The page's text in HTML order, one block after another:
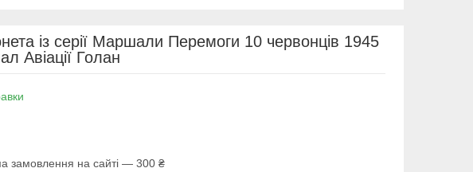
із серії Маршали Перемоги 10 червонців 1945
Авіації Голан
замовлення на сайті — 300 ₴